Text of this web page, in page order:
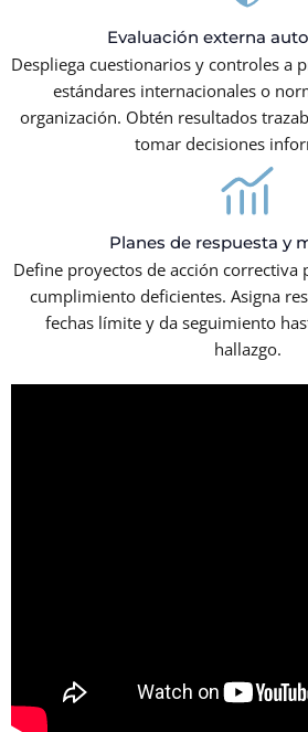
Evaluación externa
Despliega cuestionarios y controles a
estándares internacionales o
organización. Obtén resultados
tomar decisiones
Planes de respuesta y
Define proyectos de acción correctiva
cumplimiento deficientes. Asigna
fechas límite y da seguimiento
hallazgo.